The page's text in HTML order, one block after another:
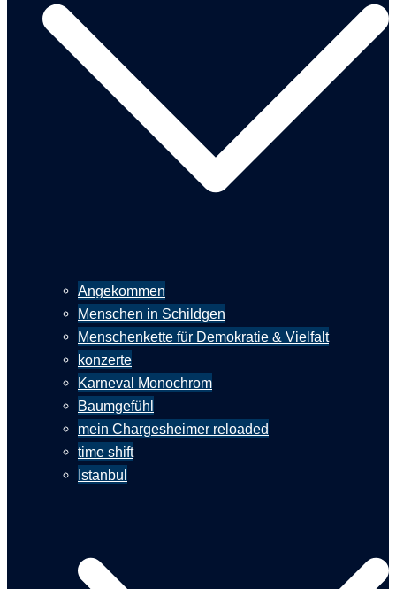
Angekommen
Menschen in Schildgen
Menschenkette für Demokratie & Vielfalt
konzerte
Karneval Monochrom
Baumgefühl
mein Chargesheimer reloaded
time shift
Istanbul